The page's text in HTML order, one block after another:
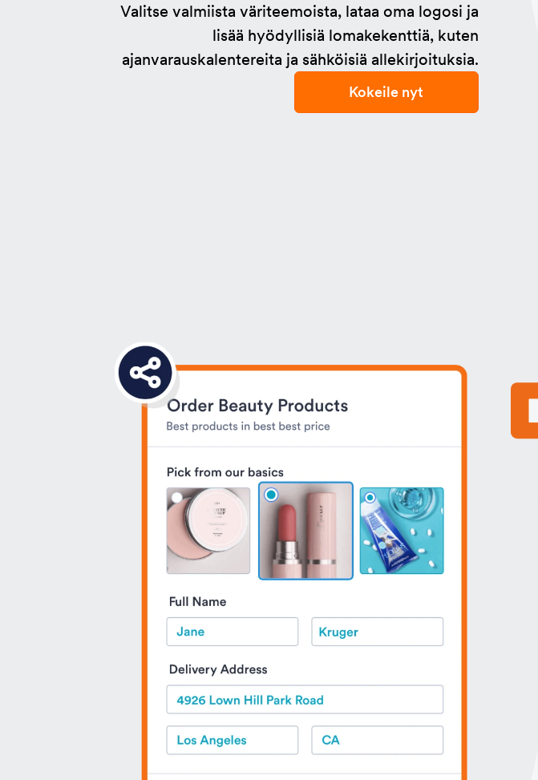
Valitse valmiista väriteemoista, lataa oma logosi ja
lisää hyödyllisiä lomakekenttiä, kuten
ajanvarauskalentereita ja sähköisiä allekirjoituksia.
Kokeile nyt